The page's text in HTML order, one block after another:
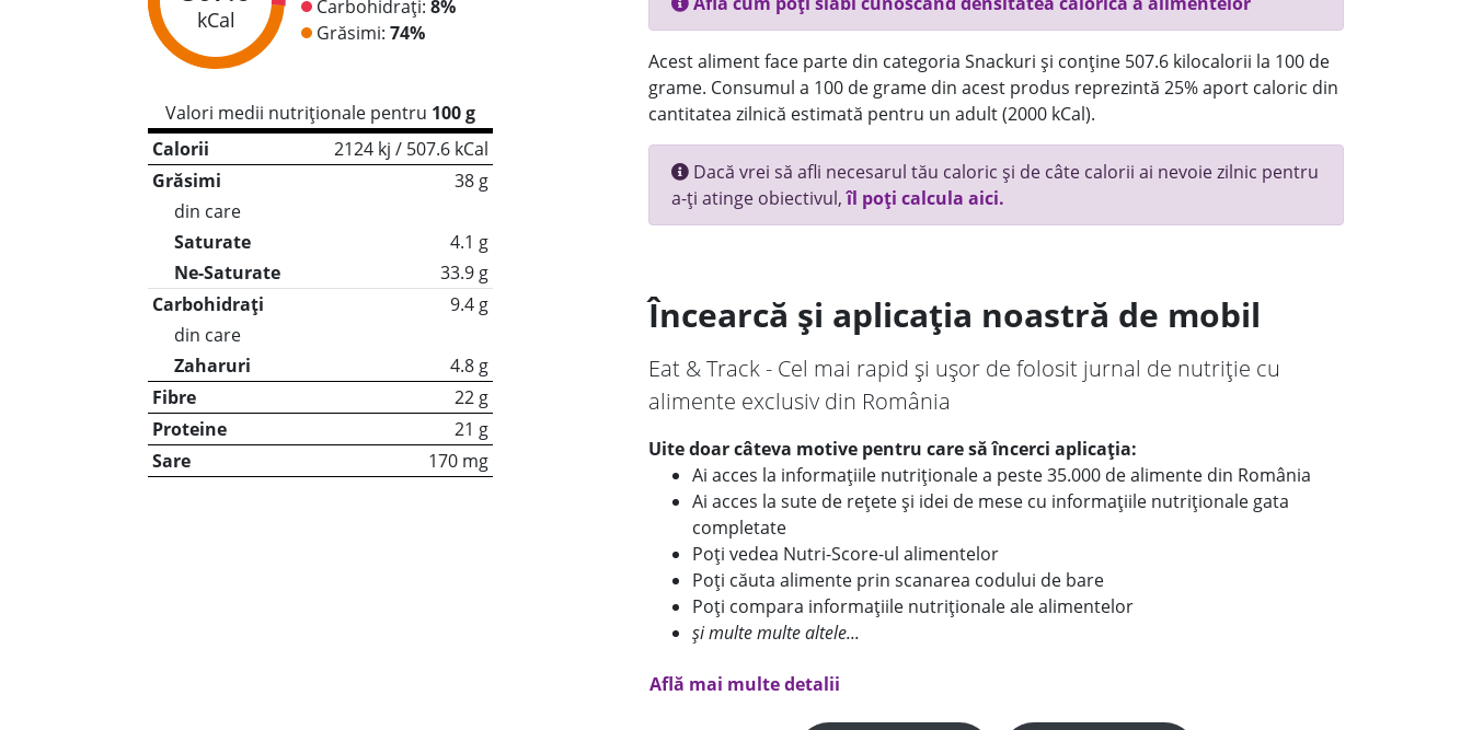
kCal
Carbohidrați: 8%
Grăsimi: 74%
Valori medii nutriționale pentru 100 g
Calorii
2124 kj / 507.6 kCal
Grăsimi
38 g
din care
Saturate
4.1 g
Ne-Saturate
33.9 g
Carbohidrați
9.4 g
din care
Zaharuri
4.8 g
Fibre
22 g
Proteine
21 g
Sare
170 mg
Acest aliment face parte din categoria Snackuri și conține 507.6 kilocalorii la 100 de
grame. Consumul a 100 de grame din acest produs reprezintă 25% aport caloric din
cantitatea zilnică estimată pentru un adult (2000 kCal).
Dacă vrei să afli necesarul tău caloric și de câte calorii ai nevoie zilnic pentru
a-ți atinge obiectivul,îl poți calcula aici.
Încearcă și aplicația noastră de mobil
Eat & Track - Cel mai rapid și ușor de folosit jurnal de nutriție cu
alimente exclusiv din România
Uite doar câteva motive pentru care să încerci aplicația:
Ai acces la informațiile nutriționale a peste 35.000 de alimente din România
Ai acces la sute de rețete și idei de mese cu informațiile nutriționale gata
completate
Poți vedea Nutri-Score-ul alimentelor
Poți căuta alimente prin scanarea codului de bare
Poți compara informațiile nutriționale ale alimentelor
și multe multe altele...
Află mai multe detalii